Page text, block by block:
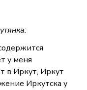
у меня
в Иркут, Иркут
Иркутска у